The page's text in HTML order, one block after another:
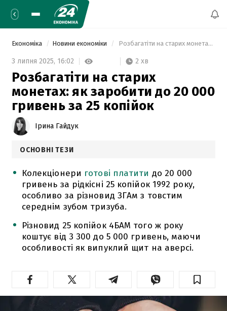
Економіка Новини економіки Розбагатіти на старих монетах: як заробити до 20 000 гривень за 25 копійок
3 липня 2025, 16:02 2 хв
Розбагатіти на старих
монетах: як заробити до 20 000
гривень за 25 копійок
Ірина Гайдук
ОСНОВНІ ТЕЗИ
Колекціонери готові платити до 20 000
гривень за рідкісні 25 копійок 1992 року,
особливо за різновид ЗГАм з товстим
середнім зубом тризуба.
Різновид 25 копійок 4БАМ того ж року
коштує від 3 300 до 5 000 гривень, маючи
особливості як випуклий щит на аверсі.